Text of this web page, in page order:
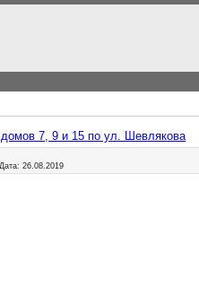
домов 7, 9 и 15 по ул. Шевлякова
Дата: 26.08.2019